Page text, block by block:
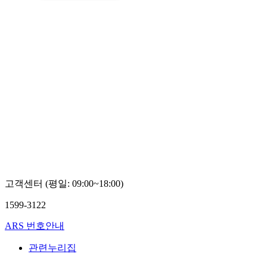
고객센터 (평일: 09:00~18:00)
1599-3122
ARS 번호안내
관련누리집